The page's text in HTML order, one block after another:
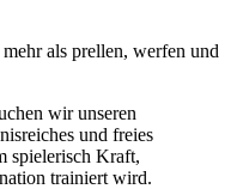
als prellen, werfen und
wir unseren
und freies
spielerisch Kraft,
trainiert wird.